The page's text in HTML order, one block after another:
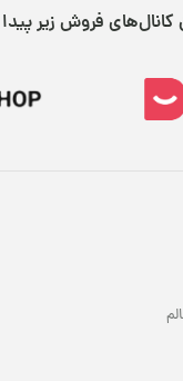
کانال‌های فروش زیر